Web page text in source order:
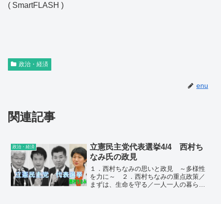
( SmartFLASH )
政治・経済
enu
関連記事
政治・経済
立憲民主党代表選挙4/4 西村ち
なみ氏の政見
１．西村ちなみの思いと政見 ～多様性
を力に～ ２．西村ちなみの重点政策／
まずは、生命を守る／一人一人の暮らし